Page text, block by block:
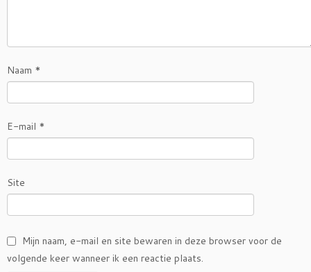
Naam *
E-mail *
Site
Mijn naam, e-mail en site bewaren in deze browser voor de
volgende keer wanneer ik een reactie plaats.